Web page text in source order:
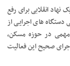
نهاد انقلابی برای رفع
های اجرایی از
مهمی در حوزه مسکن،
صحیح این فعالیت